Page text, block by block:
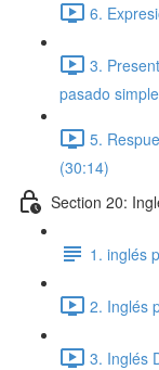
6.
3.
pasado
5.
(30:14)
Section 20:
1. inglés
2. Inglés
3. Inglés